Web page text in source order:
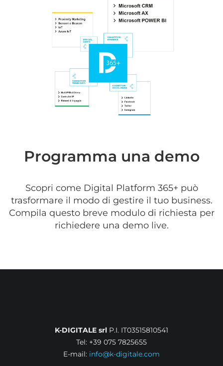
Programma una demo
Scopri come Digital Platform 365+ può
trasformare il modo di gestire il tuo business.
Compila questo breve modulo di richiesta per
richiedere una demo live.
K-DIGITALE srl P.I. IT03515810541
Tel: +39 075 7825655
E-mail: info@k-digitale.com